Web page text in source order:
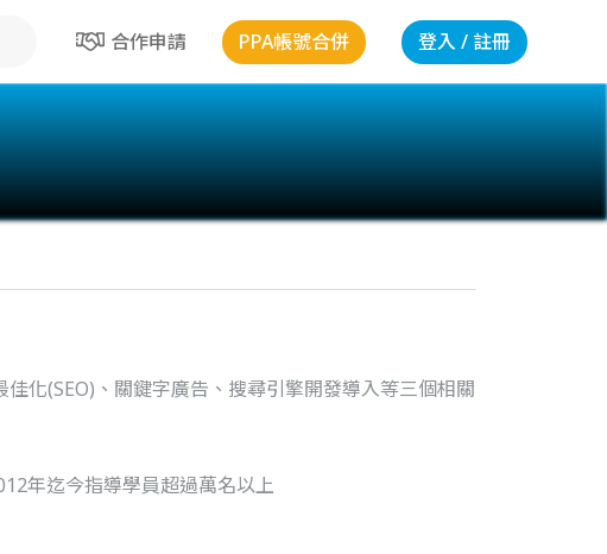
合作申請 PPA帳號合併 登入 / 註冊
化(SEO)、關鍵字廣告、搜尋引擎開發導入等三個相關
年迄今指導學員超過萬名以上